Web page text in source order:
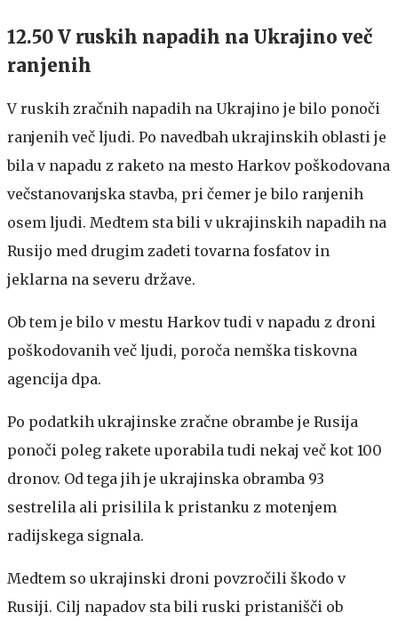
12.50 V ruskih napadih na Ukrajino več
ranjenih
V ruskih zračnih napadih na Ukrajino je bilo ponoči
ranjenih več ljudi. Po navedbah ukrajinskih oblasti je
bila v napadu z raketo na mesto Harkov poškodovana
večstanovanjska stavba, pri čemer je bilo ranjenih
osem ljudi. Medtem sta bili v ukrajinskih napadih na
Rusijo med drugim zadeti tovarna fosfatov in
jeklarna na severu države.
Ob tem je bilo v mestu Harkov tudi v napadu z droni
poškodovanih več ljudi, poroča nemška tiskovna
agencija dpa.
Po podatkih ukrajinske zračne obrambe je Rusija
ponoči poleg rakete uporabila tudi nekaj več kot 100
dronov. Od tega jih je ukrajinska obramba 93
sestrelila ali prisilila k pristanku z motenjem
radijskega signala.
Medtem so ukrajinski droni povzročili škodo v
Rusiji. Cilj napadov sta bili ruski pristanišči ob